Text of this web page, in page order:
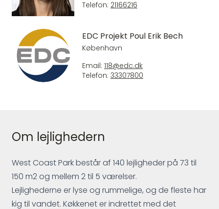
Telefon: 21166216
EDC Projekt Poul Erik Bech
København
Email: 118@edc.dk
Telefon: 33307800
Om lejlighedern
West Coast Park består af 140 lejligheder på 73 til
150 m2 og mellem 2 til 5 værelser.
Lejlighederne er lyse og rummelige, og de fleste har
kig til vandet. Køkkenet er indrettet med det